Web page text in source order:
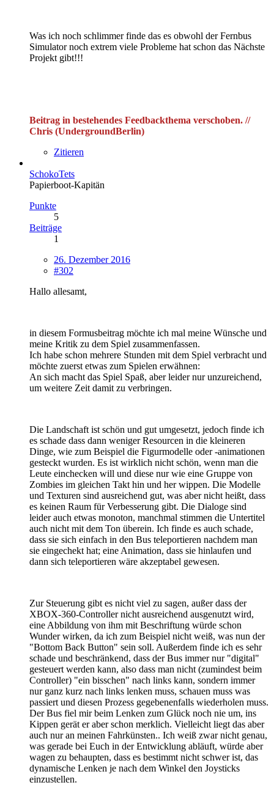
Was ich noch schlimmer finde das es obwohl der Fernbus
Simulator noch extrem viele Probleme hat schon das Nächste
Projekt gibt!!!
Beitrag in bestehendes Feedbackthema verschoben. //
Chris (UndergroundBerlin)
Zitieren
SchokoTets
Papierboot-Kapitän
Punkte
5
Beiträge
1
26. Dezember 2016
#302
Hallo allesamt,
in diesem Formusbeitrag möchte ich mal meine Wünsche und
meine Kritik zu dem Spiel zusammenfassen.
Ich habe schon mehrere Stunden mit dem Spiel verbracht und
möchte zuerst etwas zum Spielen erwähnen:
An sich macht das Spiel Spaß, aber leider nur unzureichend,
um weitere Zeit damit zu verbringen.
Die Landschaft ist schön und gut umgesetzt, jedoch finde ich
es schade dass dann weniger Resourcen in die kleineren
Dinge, wie zum Beispiel die Figurmodelle oder -animationen
gesteckt wurden. Es ist wirklich nicht schön, wenn man die
Leute einchecken will und diese nur wie eine Gruppe von
Zombies im gleichen Takt hin und her wippen. Die Modelle
und Texturen sind ausreichend gut, was aber nicht heißt, dass
es keinen Raum für Verbesserung gibt. Die Dialoge sind
leider auch etwas monoton, manchmal stimmen die Untertitel
auch nicht mit dem Ton überein. Ich finde es auch schade,
dass sie sich einfach in den Bus teleportieren nachdem man
sie eingechekt hat; eine Animation, dass sie hinlaufen und
dann sich teleportieren wäre akzeptabel gewesen.
Zur Steuerung gibt es nicht viel zu sagen, außer dass der
XBOX-360-Controller nicht ausreichend ausgenutzt wird,
eine Abbildung von ihm mit Beschriftung würde schon
Wunder wirken, da ich zum Beispiel nicht weiß, was nun der
"Bottom Back Button" sein soll. Außerdem finde ich es sehr
schade und beschränkend, dass der Bus immer nur "digital"
gesteuert werden kann, also dass man nicht (zumindest beim
Controller) "ein bisschen" nach links kann, sondern immer
nur ganz kurz nach links lenken muss, schauen muss was
passiert und diesen Prozess gegebenenfalls wiederholen muss.
Der Bus fiel mir beim Lenken zum Glück noch nie um, ins
Kippen gerät er aber schon merklich. Vielleicht liegt das aber
auch nur an meinen Fahrkünsten.. Ich weiß zwar nicht genau,
was gerade bei Euch in der Entwicklung abläuft, würde aber
wagen zu behaupten, dass es bestimmt nicht schwer ist, das
dynamische Lenken je nach dem Winkel den Joysticks
einzustellen.